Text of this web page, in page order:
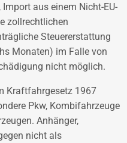
aus einem Nicht-EU-
zollrechtlichen
Steuererstattung
Monaten) im Falle von
nicht möglich.
Kraftfahrgesetz 1967
Pkw, Kombifahrzeuge
Anhänger,
nicht als